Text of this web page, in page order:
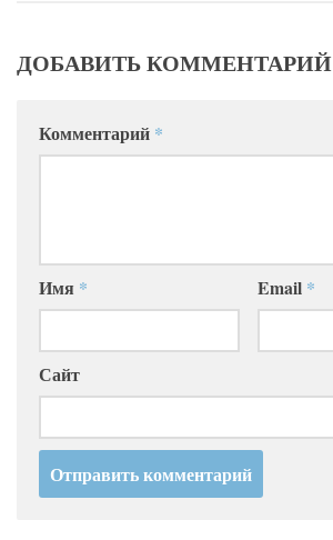
ДОБАВИТЬ КОММЕНТАРИЙ
Комментарий *
Имя * Email *
Сайт